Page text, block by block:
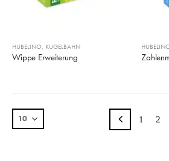
HUBELINO KUGELBAHN
Wippe Erweiterung
1 2